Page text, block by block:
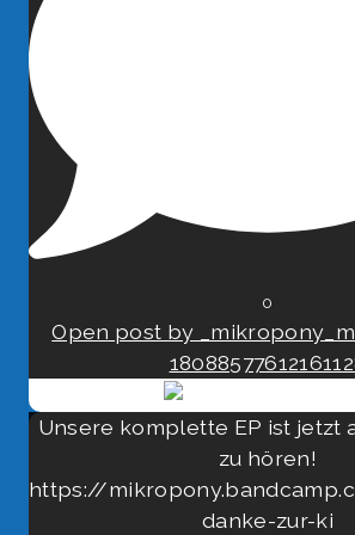
0
Open post by
Unsere komplette EP ist jetzt
zu hören!
https://
danke-zur-ki